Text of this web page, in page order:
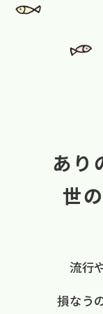
あり
世
流行
損なう